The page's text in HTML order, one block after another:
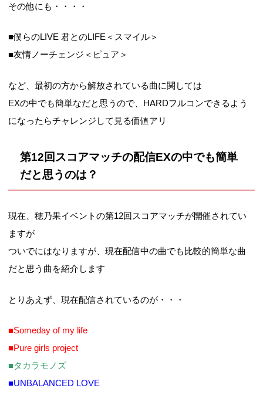
その他にも・・・・
■僕らのLIVE 君とのLIFE＜スマイル＞
■友情ノーチェンジ＜ピュア＞
など、最初の方から解放されている曲に関しては
EXの中でも簡単なだと思うので、HARDフルコンできるよう
になったらチャレンジして見る価値アリ
第12回スコアマッチの配信EXの中でも簡単
だと思うのは？
現在、穂乃果イベントの第12回スコアマッチが開催されてい
ますが
ついでにはなりますが、現在配信中の曲でも比較的簡単な曲
だと思う曲を紹介します
とりあえず、現在配信されているのが・・・
■Someday of my life
■Pure girls project
■タカラモノズ
■UNBALANCED LOVE